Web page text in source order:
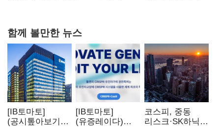
함께 볼만한 뉴스
[IB토마토]
(공시톺아보기)
[IB토마토]
(유증레이다)
코스피, 중동
리스크·SK하닉